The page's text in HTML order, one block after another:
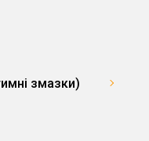
змазки)